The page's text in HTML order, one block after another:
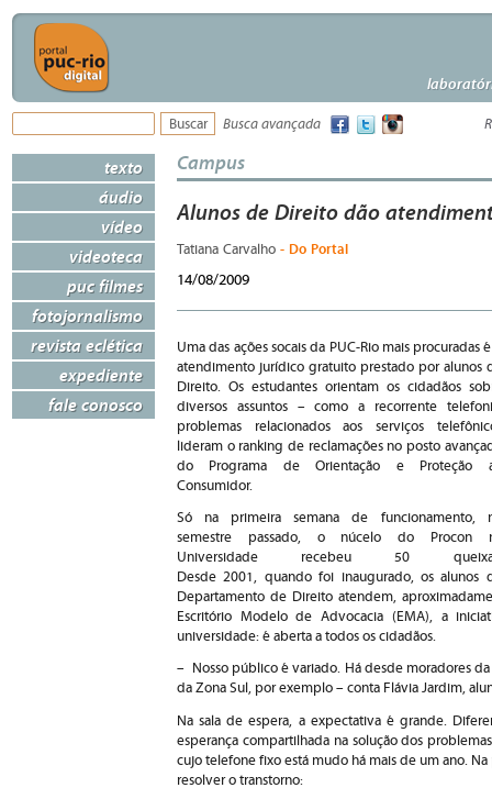
Busca avançada
texto
áudio
vídeo
videoteca
puc filmes
fotojornalismo
revista eclética
expediente
fale conosco
Campus
Alunos de Direito dão
Tatiana Carvalho - Do Portal
14/08/2009
Uma das ações socais da PUC-Rio mais procuradas
atendimento jurídico gratuito prestado por alunos
Direito. Os estudantes orientam os cidadãos
diversos assuntos – como a recorrente
problemas relacionados aos serviços
lideram o ranking de reclamações no posto
do Programa de Orientação e Proteção
Consumidor.
Só na primeira semana de funcionamento,
semestre passado, o núcelo do Procon
Universidade recebeu 50
Desde 2001, quando foi inaugurado, os alunos
Departamento de Direito atendem,
Escritório Modelo de Advocacia (EMA), a
universidade: é aberta a todos os cidadãos.
– Nosso público é variado. Há desde moradores
da Zona Sul, por exemplo – conta Flávia Jardim,
Na sala de espera, a expectativa é grande.
esperança compartilhada na solução dos
cujo telefone fixo está mudo há mais de um ano.
resolver o transtorno: